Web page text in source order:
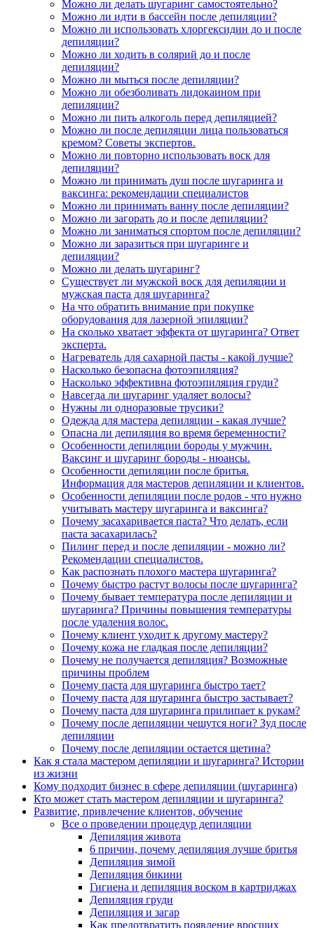
Можно ли делать шугаринг самостоятельно?
Можно ли идти в бассейн после депиляции?
Можно ли использовать хлоргексидин до и после
депиляции?
Можно ли ходить в солярий до и после
депиляции?
Можно ли мыться после депиляции?
Можно ли обезболивать лидокаином при
депиляции?
Можно ли пить алкоголь перед депиляцией?
Можно ли после депиляции лица пользоваться
кремом? Советы экспертов.
Можно ли повторно использовать воск для
депиляции?
Можно ли принимать душ после шугаринга и
ваксинга: рекомендации специалистов
Можно ли принимать ванну после депиляции?
Можно ли загорать до и после депиляции?
Можно ли заниматься спортом после депиляции?
Можно ли заразиться при шугаринге и
депиляции?
Можно ли делать шугаринг?
Существует ли мужской воск для депиляции и
мужская паста для шугаринга?
На что обратить внимание при покупке
оборудования для лазерной эпиляции?
На сколько хватает эффекта от шугаринга? Ответ
эксперта.
Нагреватель для сахарной пасты - какой лучше?
Насколько безопасна фотоэпиляция?
Насколько эффективна фотоэпиляция груди?
Навсегда ли шугаринг удаляет волосы?
Нужны ли одноразовые трусики?
Одежда для мастера депиляции - какая лучше?
Опасна ли депиляция во время беременности?
Особенности депиляции бороды у мужчин.
Ваксинг и шугаринг бороды - нюансы.
Особенности депиляции после бритья.
Информация для мастеров депиляции и клиентов.
Особенности депиляции после родов - что нужно
учитывать мастеру шугаринга и ваксинга?
Почему засахаривается паста? Что делать, если
паста засахарилась?
Пилинг перед и после депиляции - можно ли?
Рекомендации специалистов.
Как распознать плохого мастера шугаринга?
Почему быстро растут волосы после шугаринга?
Почему бывает температура после депиляции и
шугаринга? Причины повышения температуры
после удаления волос.
Почему клиент уходит к другому мастеру?
Почему кожа не гладкая после депиляции?
Почему не получается депиляция? Возможные
причины проблем
Почему паста для шугаринга быстро тает?
Почему паста для шугаринга быстро застывает?
Почему паста для шугаринга прилипает к рукам?
Почему после депиляции чешутся ноги? Зуд после
депиляции
Почему после депиляции остается щетина?
Как я стала мастером депиляции и шугаринга? Истории
из жизни
Кому подходит бизнес в сфере депиляции (шугаринга)
Кто может стать мастером депиляции и шугаринга?
Развитие, привлечение клиентов, обучение
Все о проведении процедур депиляции
Депиляция живота
6 причин, почему депиляция лучше бритья
Депиляция зимой
Депиляция бикини
Гигиена и депиляция воском в картриджах
Депиляция груди
Депиляция и загар
Как предотвратить появление вросших